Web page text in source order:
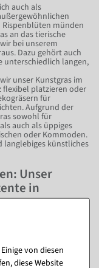
auch als
Rispenblüten münden
an das tierische
bei unserem
Dazu gehört auch
unterschiedlich langen,
unser Kunstgras im
flexibel platzieren oder
für
Aufgrund der
sowohl für
auch als üppiges
oder Kommoden.
langlebiges künstliches
Unser
in
holen Sie sich mit
Sonne in Ihre
ist die Pflanze
– fertig.
von diesen
diese Website